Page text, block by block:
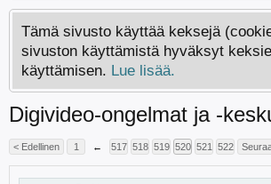
Tämä sivusto käyttää keksejä
sivuston käyttämistä hyväksyt
käyttämisen. Lue lisää.
Digivideo-ongelmat ja -
< Edellinen 1 ← 517 518 519 520 521 522